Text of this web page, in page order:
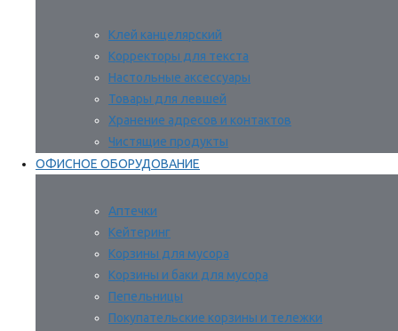
Клей канцелярский
Корректоры для текста
Настольные аксессуары
Товары для левшей
Хранение адресов и контактов
Чистящие продукты
ОФИСНОЕ ОБОРУДОВАНИЕ
Аптечки
Кейтеринг
Корзины для мусора
Корзины и баки для мусора
Пепельницы
Покупательские корзины и тележки